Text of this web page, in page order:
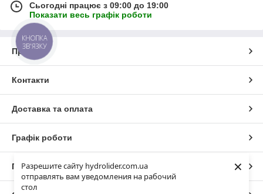
Разрешите сайту hydrolider.com.ua
отправлять вам уведомления на рабочий
стол
×
Сьогодні працює з 09:00 до 19:00
Показати весь графік роботи
Про нас
Контакти
Доставка та оплата
Графік роботи
Повна версія сайту
КНОПКА
ЗВ'ЯЗКУ